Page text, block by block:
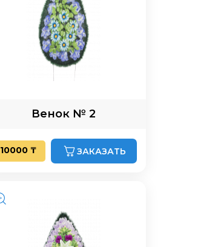
Венок № 2
10000 ₸ ЗАКАЗАТЬ